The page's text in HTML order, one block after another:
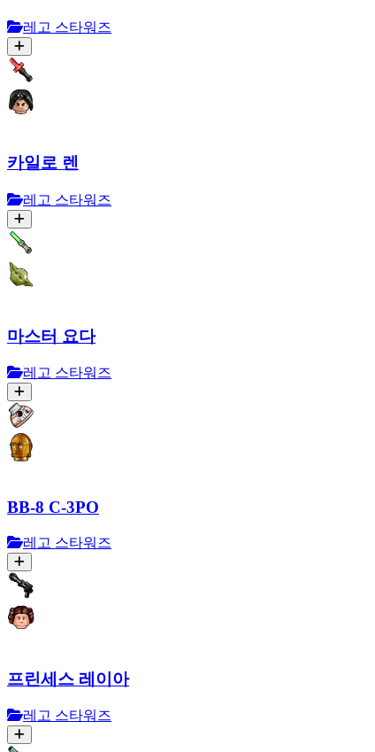
레고 스타워즈
카일로 렌
레고 스타워즈
마스터 요다
레고 스타워즈
BB-8 C-3PO
레고 스타워즈
프린세스 레이아
레고 스타워즈